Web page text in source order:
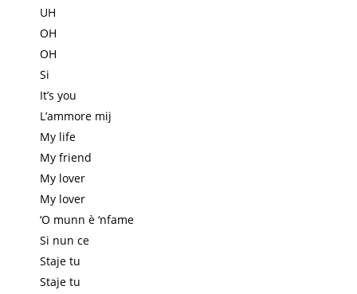
UH
OH
OH
Si
It’s you
L’ammore mij
My life
My friend
My lover
My lover
‘O munn è ‘nfame
Si nun ce
Staje tu
Staje tu